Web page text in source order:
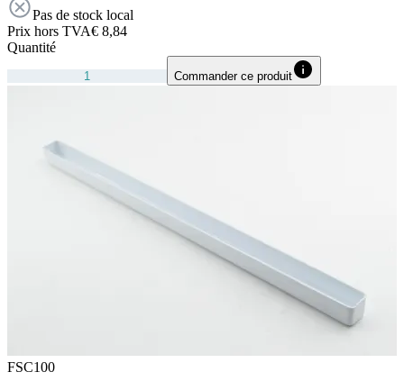
Pas de stock local
Prix hors TVA€ 8,84
Quantité
Commander ce produit
FSC100